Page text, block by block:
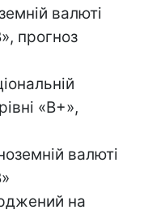
валюті
прогноз
«B+»,
валюті
на